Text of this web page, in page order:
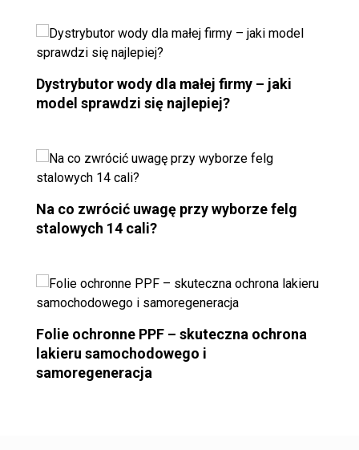
Dystrybutor wody dla małej firmy – jaki
model sprawdzi się najlepiej?
Na co zwrócić uwagę przy wyborze felg
stalowych 14 cali?
Folie ochronne PPF – skuteczna ochrona
lakieru samochodowego i
samoregeneracja